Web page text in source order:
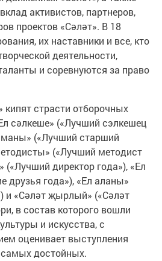
активистов, партнеров,
проектов «Сәләт». В 18
их наставники и все, кто
деятельности,
и соревнуются за право
кипят страсти отборочных
сәлкеше» («Лучший сэлкешец
(«Лучший старший
(«Лучший методист
(«Лучший директор года»), «Ел
друзья года»), «Ел аланы»
и «Сәләт җырлый» («Сәләт
в состав которого вошли
и искусства, с
оценивает выступления
достойных.